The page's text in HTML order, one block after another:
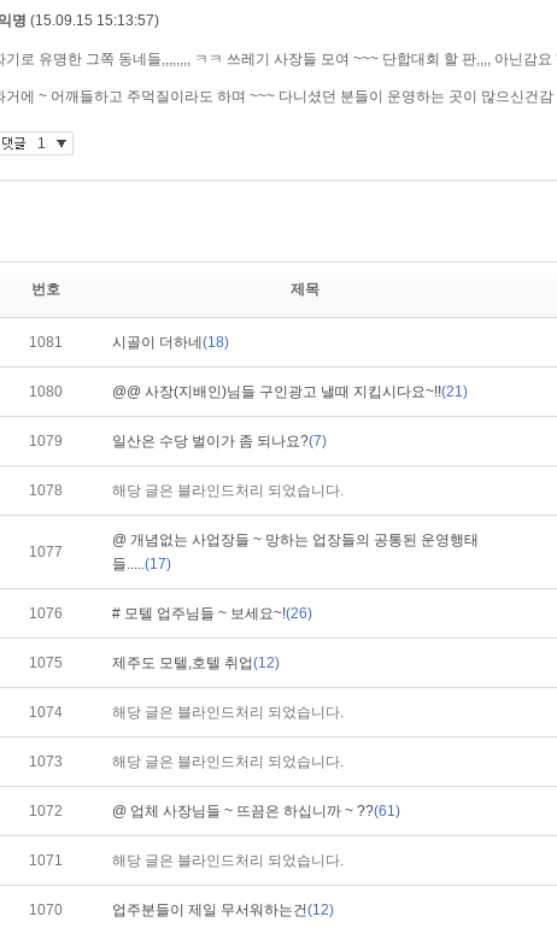
번호 제목
1081 시골이 더하네 (18)
1080 @@ 사장(지배인)님들 구인광고 낼때 지킵시다요~!!(21)
1079 일산은 수당 벌이가 좀 되나요?(7)
1078 해당 글은 블라인드처리 되었습니다.
1077
@ 개념없는 사업장들 ~ 망하는 업장들의 공통된 운영행태
들.....(17)
1076 # 모텔 업주님들 ~ 보세요~!(26)
1075 제주도 모텔,호텔 취업(12)
1074 해당 글은 블라인드처리 되었습니다.
1073 해당 글은 블라인드처리 되었습니다.
1072 @ 업체 사장님들 ~ 뜨끔은 하십니까 ~ ??(61)
1071 해당 글은 블라인드처리 되었습니다.
1070 업주분들이 제일 무서워하는건(12)